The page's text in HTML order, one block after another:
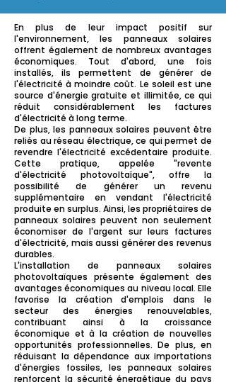
En plus de leur impact positif sur
l'environnement, les panneaux solaires
offrent également de nombreux avantages
économiques. Tout d'abord, une fois
installés, ils permettent de générer de
l'électricité à moindre coût. Le soleil est une
source d'énergie gratuite et illimitée, ce qui
réduit considérablement les factures
d'électricité à long terme.
De plus, les panneaux solaires peuvent être
reliés au réseau électrique, ce qui permet de
revendre l'électricité excédentaire produite.
Cette pratique, appelée "revente
d'électricité photovoltaïque", offre la
possibilité de générer un revenu
supplémentaire en vendant l'électricité
produite en surplus. Ainsi, les propriétaires de
panneaux solaires peuvent non seulement
économiser de l'argent sur leurs factures
d'électricité, mais aussi générer des revenus
durables.
L'installation de panneaux solaires
photovoltaïques présente également des
avantages économiques au niveau local. Elle
favorise la création d'emplois dans le
secteur des énergies renouvelables,
contribuant ainsi à la croissance
économique et à la création de nouvelles
opportunités professionnelles. De plus, en
réduisant la dépendance aux importations
d'énergies fossiles, les panneaux solaires
renforcent la sécurité énergétique du pays